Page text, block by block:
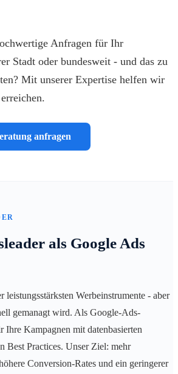
Anfragen für Ihr
Stadt oder bundesweit - und das zu
Mit unserer Expertise helfen wir
anfragen
als Google Ads
leistungsstärksten Werbeinstrumente - aber
gemanagt wird. Als Google-Ads-
Ihre Kampagnen mit datenbasierten
Best Practices. Unser Ziel: mehr
Conversion-Rates und ein geringerer